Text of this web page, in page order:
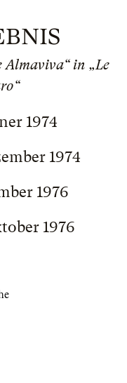
Almaviva“ in „Le
1974
1974
1976
1976